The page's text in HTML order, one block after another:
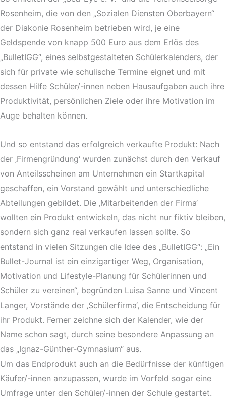
Rosenheim, die von den „Sozialen Diensten Oberbayern“
der Diakonie Rosenheim betrieben wird, je eine
Geldspende von knapp 500 Euro aus dem Erlös des
„BulletIGG“, eines selbstgestalteten Schülerkalenders, der
sich für private wie schulische Termine eignet und mit
dessen Hilfe Schüler/-innen neben Hausaufgaben auch ihre
Produktivität, persönlichen Ziele oder ihre Motivation im
Auge behalten können.
Und so entstand das erfolgreich verkaufte Produkt: Nach
der ‚Firmengründung‘ wurden zunächst durch den Verkauf
von Anteilsscheinen am Unternehmen ein Startkapital
geschaffen, ein Vorstand gewählt und unterschiedliche
Abteilungen gebildet. Die ‚Mitarbeitenden der Firma‘
wollten ein Produkt entwickeln, das nicht nur fiktiv bleiben,
sondern sich ganz real verkaufen lassen sollte. So
entstand in vielen Sitzungen die Idee des „BulletIGG“: „Ein
Bullet-Journal ist ein einzigartiger Weg, Organisation,
Motivation und Lifestyle-Planung für Schülerinnen und
Schüler zu vereinen“, begründen Luisa Sanne und Vincent
Langer, Vorstände der ‚Schülerfirma‘, die Entscheidung für
ihr Produkt. Ferner zeichne sich der Kalender, wie der
Name schon sagt, durch seine besondere Anpassung an
das „Ignaz-Günther-Gymnasium“ aus.
Um das Endprodukt auch an die Bedürfnisse der künftigen
Käufer/-innen anzupassen, wurde im Vorfeld sogar eine
Umfrage unter den Schüler/-innen der Schule gestartet.